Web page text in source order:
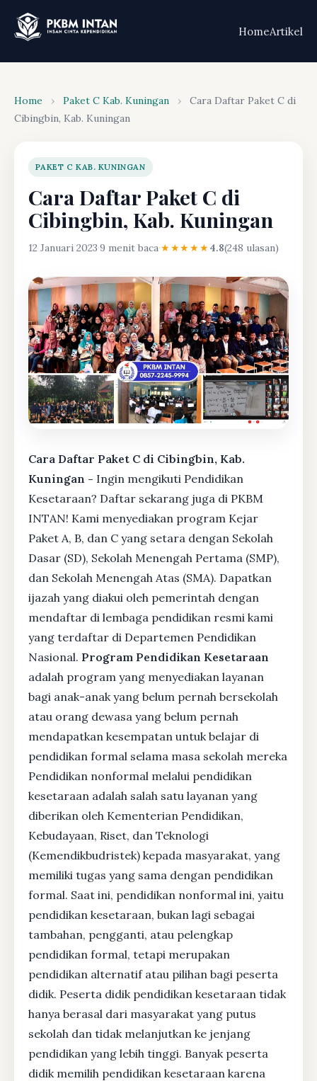
HomeArtikel
Home › Paket C Kab. Kuningan ›
Cara Daftar Paket C di
Cibingbin, Kab. Kuningan
PAKET C KAB. KUNINGAN
Cara Daftar Paket C di
Cibingbin, Kab. Kuningan
12 Januari 2023·9 menit baca·★★★★★4.8(248 ulasan)
Cara Daftar Paket C di Cibingbin, Kab.
Kuningan - Ingin mengikuti Pendidikan
Kesetaraan? Daftar sekarang juga di PKBM
INTAN! Kami menyediakan program Kejar
Paket A, B, dan C yang setara dengan Sekolah
Dasar (SD), Sekolah Menengah Pertama (SMP),
dan Sekolah Menengah Atas (SMA). Dapatkan
ijazah yang diakui oleh pemerintah dengan
mendaftar di lembaga pendidikan resmi kami
yang terdaftar di Departemen Pendidikan
Nasional. Program Pendidikan Kesetaraan
adalah program yang menyediakan layanan
bagi anak-anak yang belum pernah bersekolah
atau orang dewasa yang belum pernah
mendapatkan kesempatan untuk belajar di
pendidikan formal selama masa sekolah mereka
Pendidikan nonformal melalui pendidikan
kesetaraan adalah salah satu layanan yang
diberikan oleh Kementerian Pendidikan,
Kebudayaan, Riset, dan Teknologi
(Kemendikbudristek) kepada masyarakat, yang
memiliki tugas yang sama dengan pendidikan
formal. Saat ini, pendidikan nonformal ini, yaitu
pendidikan kesetaraan, bukan lagi sebagai
tambahan, pengganti, atau pelengkap
pendidikan formal, tetapi merupakan
pendidikan alternatif atau pilihan bagi peserta
didik. Peserta didik pendidikan kesetaraan tidak
hanya berasal dari masyarakat yang putus
sekolah dan tidak melanjutkan ke jenjang
pendidikan yang lebih tinggi. Banyak peserta
didik memilih pendidikan kesetaraan karena